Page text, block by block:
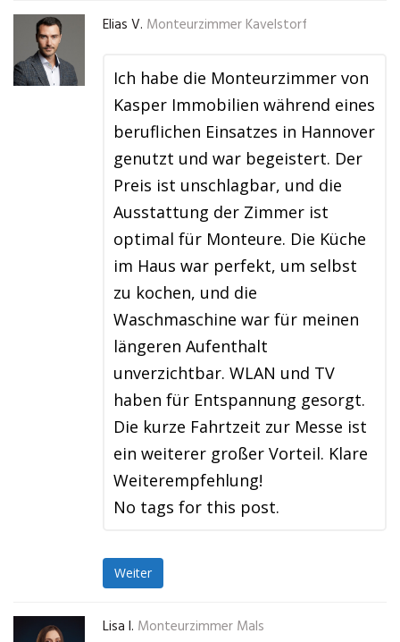
Elias V. Monteurzimmer Kavelstorf
Ich habe die Monteurzimmer von
Kasper Immobilien während eines
beruflichen Einsatzes in Hannover
genutzt und war begeistert. Der
Preis ist unschlagbar, und die
Ausstattung der Zimmer ist
optimal für Monteure. Die Küche
im Haus war perfekt, um selbst
zu kochen, und die
Waschmaschine war für meinen
längeren Aufenthalt
unverzichtbar. WLAN und TV
haben für Entspannung gesorgt.
Die kurze Fahrtzeit zur Messe ist
ein weiterer großer Vorteil. Klare
Weiterempfehlung!
No tags for this post.
Weiter
Lisa I. Monteurzimmer Mals